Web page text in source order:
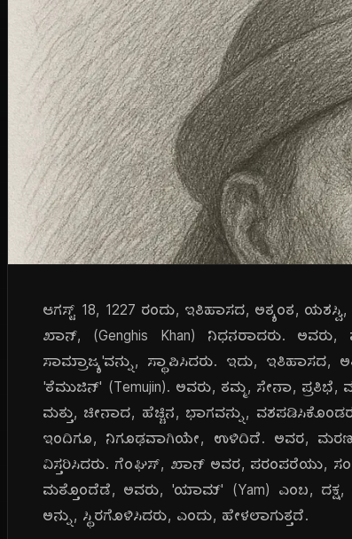
ಆಗಸ್ಟ್ 18, 1227 ರಂದು, ಇತಿಹಾಸದ, ಅತ್ಯಂತ,
ಖಾನ್, (Genghis Khan) ನಿಧನರಾದರು.
ಸಾಮ್ರಾಜ್ಯ'ವನ್ನು, ಸ್ಥಾಪಿಸಿದರು. ಇದು,
'ತೆಮುಜಿನ್' (Temujin). ಅವರು, ತಮ್ಮ, ಸೇನಾ, ಪ್ರತಿಭೆ,
ಮತ್ತು, ಚೀನಾದ, ಹೆಚ್ಚಿನ, ಭಾಗವನ್ನು,
ಇಂದಿಗೂ, ನಿಗೂಢವಾಗಿಯೇ, ಉಳಿದಿದೆ. ಅವರ, ಮರಣದ,
ವಿಸ್ತರಿಸಿದರು. ಗೆಂಘಿಸ್, ಖಾನ್ ಅವರ, ಪರಂಪರೆಯು,
ಮತ್ತೊಂದೆಡೆ, ಅವರು, 'ಯಾಮ್' (Yam) ಎಂಬ, ದಕ್ಷ,
ಅನ್ನು, ಸ್ಥಿರಗೊಳಿಸಿದರು, ಎಂದು, ಹೇಳಲಾಗುತ್ತದೆ.